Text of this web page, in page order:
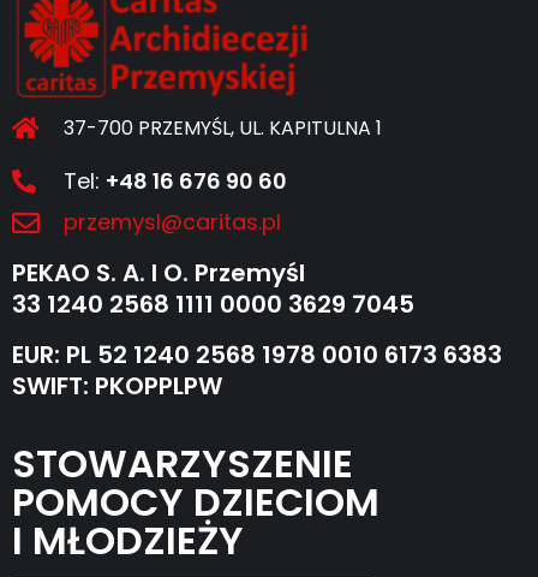
37-700 PRZEMYŚL, UL. KAPITULNA 1
Tel: +48 16 676 90 60
przemysl@caritas.pl
PEKAO S. A. I O. Przemyśl
33 1240 2568 1111 0000 3629 7045
EUR: PL 52 1240 2568 1978 0010 6173 6383
SWIFT: PKOPPLPW
STOWARZYSZENIE
POMOCY DZIECIOM
I MŁODZIEŻY